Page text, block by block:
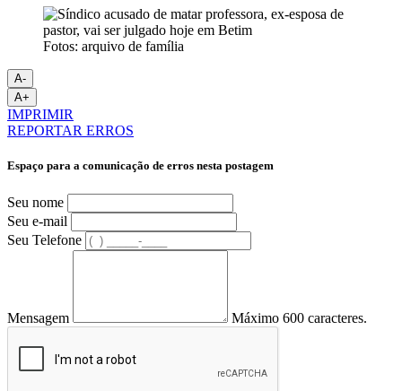
Fotos: arquivo de família
A-
A+
IMPRIMIR
REPORTAR ERROS
Espaço para a comunicação de erros nesta postagem
Seu nome
Seu e-mail
Seu Telefone
Mensagem Máximo 600 caracteres.